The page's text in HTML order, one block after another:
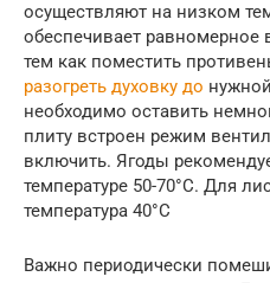
осуществляют на низком
обеспечивает
тем как поместить
разогреть духовку до
необходимо оставить
плиту встроен режим
включить. Ягоды
температуре 50-70°C. Для
температура 40°C
Важно периодически